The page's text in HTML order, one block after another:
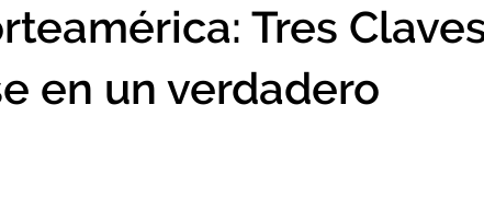
Tres
en un verdadero